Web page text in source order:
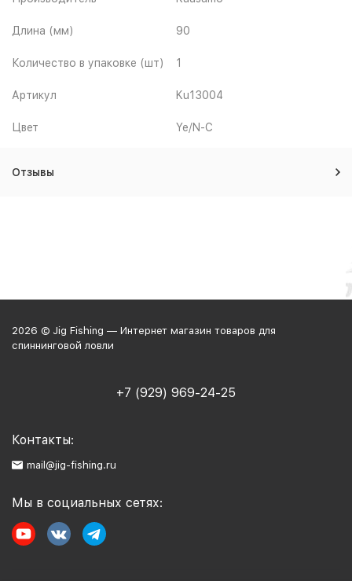
Длина (мм) 90
Количество в упаковке (шт) 1
Артикул Ku13004
Цвет Ye/N-C
Отзывы
2026 © Jig Fishing — Интернет магазин товаров для
спиннинговой ловли
+7 (929) 969-24-25
Контакты:
mail@jig-fishing.ru
Мы в социальных сетях: